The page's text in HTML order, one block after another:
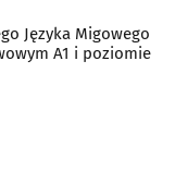
Języka Migowego
A1 i poziomie